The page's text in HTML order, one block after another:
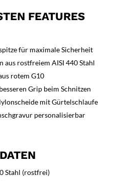
FEATURES
für maximale Sicherheit
aus rostfreiem AISI 440 Stahl
rotem G10
Grip beim Schnitzen
mit Gürtelschlaufe
personalisierbar
Stahl (rostfrei)